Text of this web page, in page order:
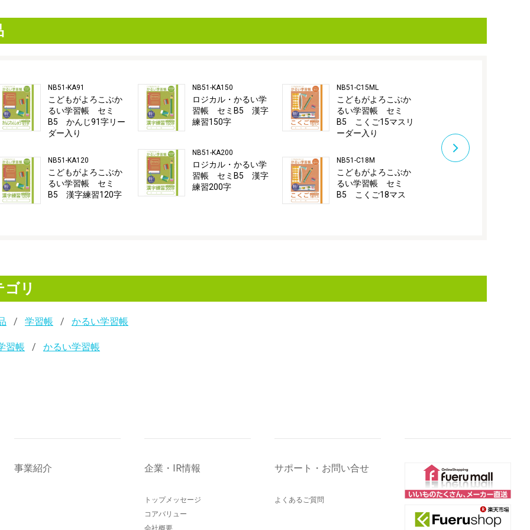
NB51-KA91
こどもがよろこぶか
るい学習帳 セミ
B5 かんじ91字リー
ダー入り
NB51-KA120
こどもがよろこぶか
るい学習帳 セミ
B5 漢字練習120字
NB51-KA150
ロジカル・かるい学
習帳 セミB5 漢字
練習150字
NB51-KA200
ロジカル・かるい学
習帳 セミB5 漢字
練習200字
NB51-C15ML
こどもがよろこぶか
るい学習帳 セミ
B5 こくご15マスリ
ーダー入り
NB51-C18M
こどもがよろこぶか
るい学習帳 セミ
B5 こくご18マス
リ
学習帳 かるい学習帳
習帳 かるい学習帳
事業紹介 企業・IR情報
トップメッセージ
コアバリュー
会社概要
サポート・お問い合せ
よくあるご質問